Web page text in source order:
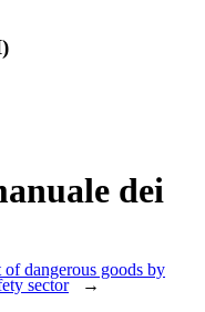
dangerous goods by
dei
sector→